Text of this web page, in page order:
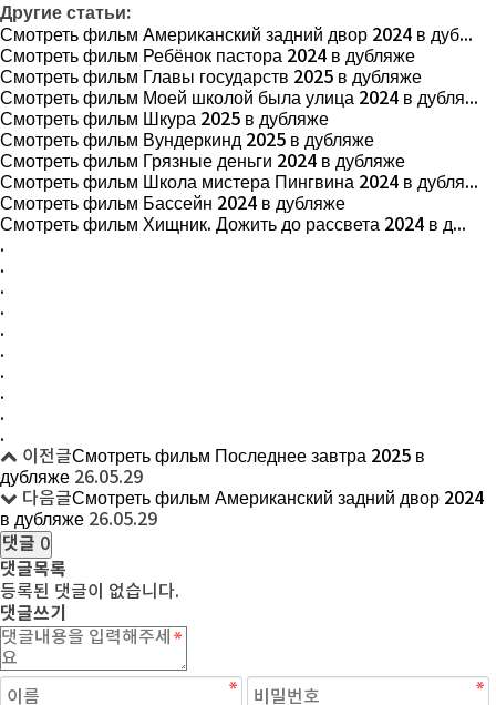
Другие статьи:
Смотреть фильм Американский задний двор 2024 в дуб...
Смотреть фильм Ребёнок пастора 2024 в дубляже
Смотреть фильм Главы государств 2025 в дубляже
Смотреть фильм Моей школой была улица 2024 в дубля...
Смотреть фильм Шкура 2025 в дубляже
Смотреть фильм Вундеркинд 2025 в дубляже
Смотреть фильм Грязные деньги 2024 в дубляже
Смотреть фильм Школа мистера Пингвина 2024 в дубля...
Смотреть фильм Бассейн 2024 в дубляже
Смотреть фильм Хищник. Дожить до рассвета 2024 в д...
.
.
.
.
.
.
.
.
.
.
이전글Смотреть фильм Последнее завтра 2025 в
дубляже 26.05.29
다음글Смотреть фильм Американский задний двор 2024
в дубляже 26.05.29
댓글 0
댓글목록
등록된 댓글이 없습니다.
댓글쓰기